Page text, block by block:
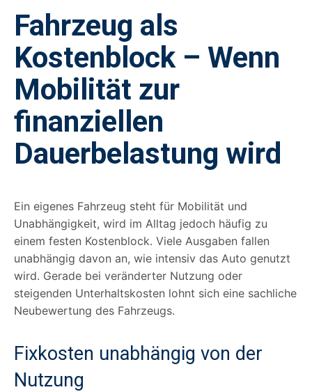
Fahrzeug als
Kostenblock – Wenn
Mobilität zur
finanziellen
Dauerbelastung wird
Ein eigenes Fahrzeug steht für Mobilität und
Unabhängigkeit, wird im Alltag jedoch häufig zu
einem festen Kostenblock. Viele Ausgaben fallen
unabhängig davon an, wie intensiv das Auto genutzt
wird. Gerade bei veränderter Nutzung oder
steigenden Unterhaltskosten lohnt sich eine sachliche
Neubewertung des Fahrzeugs.
Fixkosten unabhängig von der
Nutzung